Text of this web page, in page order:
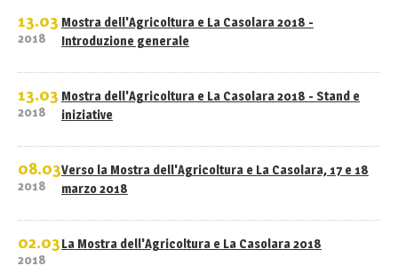
13.03
2018
Mostra dell'Agricoltura e La Casolara 2018 -
Introduzione generale
13.03
2018
Mostra dell'Agricoltura e La Casolara 2018 - Stand e
iniziative
08.03
2018
Verso la Mostra dell'Agricoltura e La Casolara, 17 e 18
marzo 2018
02.03
2018
La Mostra dell'Agricoltura e La Casolara 2018